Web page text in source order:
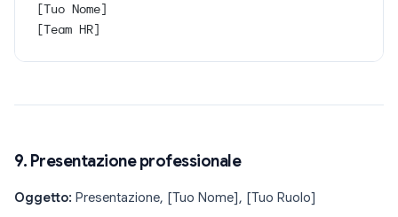
[Tuo Nome]
[Team HR]
9. Presentazione professionale
Oggetto: Presentazione, [Tuo Nome], [Tuo Ruolo]